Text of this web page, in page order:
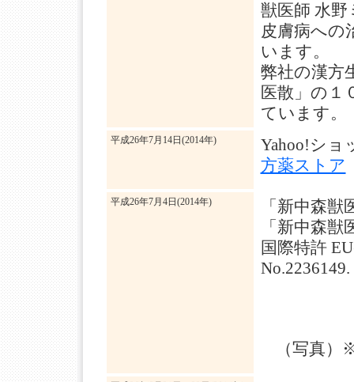
獣医師 水
皮膚病への
います。
弊社の漢方
医散」の１
ています。
平成26年7月14日(2014年)
Yahoo!ショ
方薬ストア
平成26年7月4日(2014年)
「新中森
「新中森
国際特許
No.2236149.
（写真